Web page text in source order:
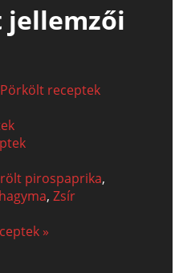
Pörkölt receptek
pirospaprika,
, Zsír
»